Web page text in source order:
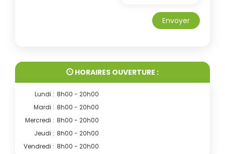
Envoyer
HORAIRES OUVERTURE :
Lundi : 8h00 - 20h00
Mardi : 8h00 - 20h00
Mercredi : 8h00 - 20h00
Jeudi : 8h00 - 20h00
Vendredi : 8h00 - 20h00